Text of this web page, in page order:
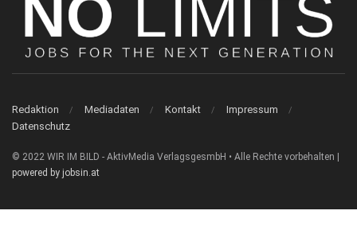
Redaktion Mediadaten Kontakt
Impressum
Datenschutz
© 2022 WIR IM BILD - AktivMedia VerlagsgesmbH • Alle Rechte vorbehalten |
powered by jobsin.at